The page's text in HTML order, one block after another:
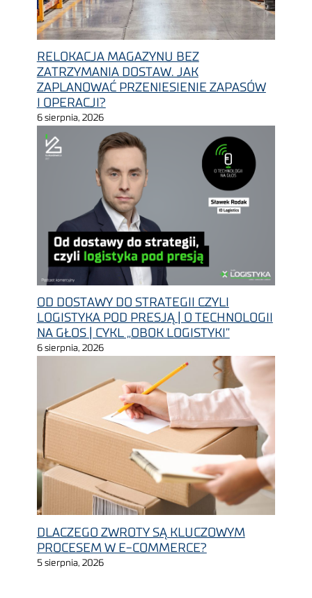
RELOKACJA MAGAZYNU BEZ
ZATRZYMANIA DOSTAW. JAK
ZAPLANOWAĆ PRZENIESIENIE ZAPASÓW
I OPERACJI?
6 sierpnia, 2026
OD DOSTAWY DO STRATEGII CZYLI
LOGISTYKA POD PRESJĄ | O TECHNOLOGII
NA GŁOS | CYKL „OBOK LOGISTYKI”
6 sierpnia, 2026
DLACZEGO ZWROTY SĄ KLUCZOWYM
PROCESEM W E-COMMERCE?
5 sierpnia, 2026